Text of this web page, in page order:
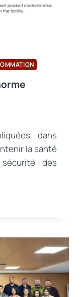
dans
la santé
des